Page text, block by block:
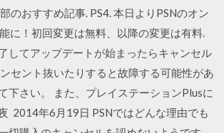
のおすすめ記事. PS4. 本日よりPSNのオン
に！初回変更は無料、以降の変更は有料.
してアップデートが始まったらキャンセル
セント抜いたりすると故障する可能性があ
下さい。 また、プレイステーションPlusに
2014年6月19日 PSNではどんな理由でも